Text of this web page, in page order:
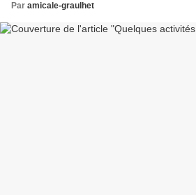
Par amicale-graulhet